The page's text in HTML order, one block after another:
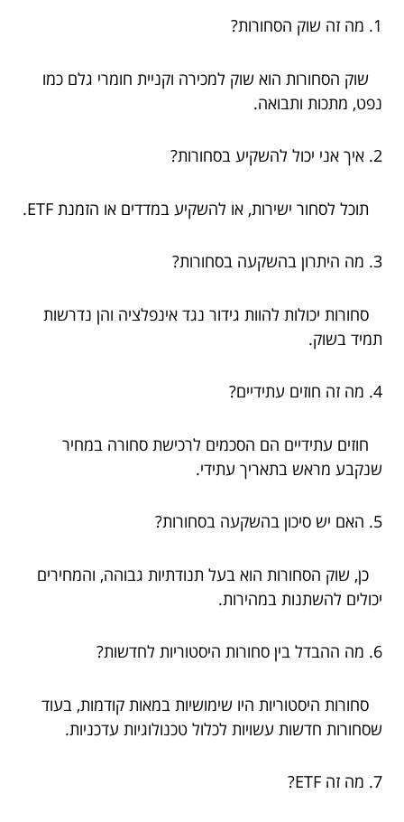
1. מה זה שוק הסחורות?
שוק הסחורות הוא שוק למכירה וקניית חומרי גלם כמו
נפט, מתכות ותבואה.
2. איך אני יכול להשקיע בסחורות?
תוכל לסחור ישירות, או להשקיע במדדים או הזמנת ETF.
3. מה היתרון בהשקעה בסחורות?
סחורות יכולות להוות גידור נגד אינפלציה והן נדרשות
תמיד בשוק.
4. מה זה חוזים עתידיים?
חוזים עתידיים הם הסכמים לרכישת סחורה במחיר
שנקבע מראש בתאריך עתידי.
5. האם יש סיכון בהשקעה בסחורות?
כן, שוק הסחורות הוא בעל תנודתיות גבוהה, והמחירים
יכולים להשתנות במהירות.
6. מה ההבדל בין סחורות היסטוריות לחדשות?
סחורות היסטוריות היו שימושיות במאות קודמות, בעוד
שסחורות חדשות עשויות לכלול טכנולוגיות עדכניות.
7. מה זה ETF?